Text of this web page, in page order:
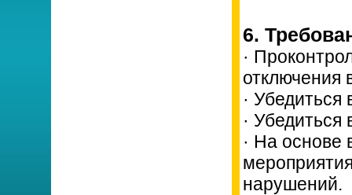
6.
·
отключения
·
· Убедиться
· На основе
нарушений.